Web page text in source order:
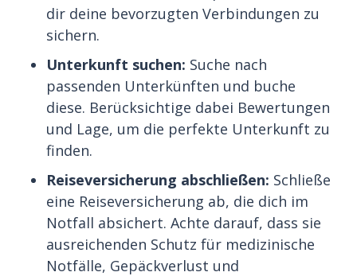
dir deine bevorzugten Verbindungen zu
sichern.
Unterkunft suchen: Suche nach
passenden Unterkünften und buche
diese. Berücksichtige dabei Bewertungen
und Lage, um die perfekte Unterkunft zu
finden.
Reiseversicherung abschließen: Schließe
eine Reiseversicherung ab, die dich im
Notfall absichert. Achte darauf, dass sie
ausreichenden Schutz für medizinische
Notfälle, Gepäckverlust und